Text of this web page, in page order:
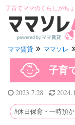
子育てママのくらしがち
ママ賃貸 ママソレ
子育
2023.7.28
休日保育・一時預